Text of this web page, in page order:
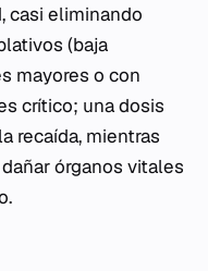
casi eliminando
(baja
mayores o con
crítico; una dosis
recaída, mientras
órganos vitales